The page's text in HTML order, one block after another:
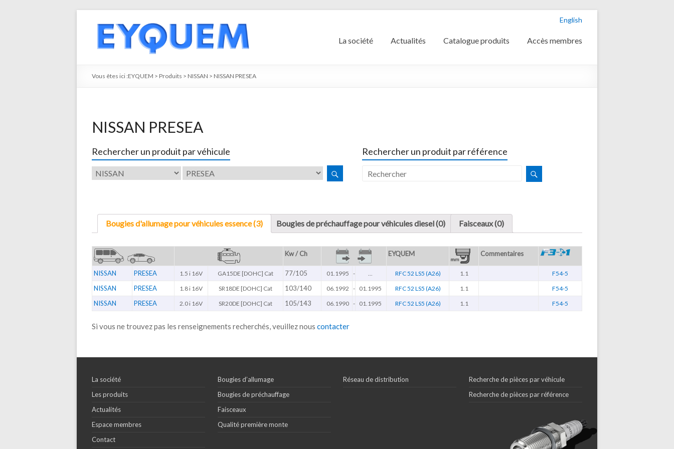
English
La société Actualités Catalogue produits Accès membres
Vous êtes ici :EYQUEM > Produits > NISSAN > NISSAN PRESEA
NISSAN PRESEA
Rechercher un produit par véhicule Rechercher un produit par référence
Bougies d'allumage pour véhicules essence (3) Bougies de préchauffage pour véhicules diesel (0) Faisceaux (0)
Kw / Ch EYQUEM Commentaires
NISSAN PRESEA 1.5 i 16V GA15DE [DOHC] Cat 77/105 01.1995 - RFC 52 LS5 (A26) 1.1 F54-5
NISSAN PRESEA 1.8 i 16V SR18DE [DOHC] Cat 103/140 06.1992 - 01.1995 RFC 52 LS5 (A26) 1.1 F54-5
NISSAN PRESEA 2.0 i 16V SR20DE [DOHC] Cat 105/143 06.1990 - 01.1995 RFC 52 LS5 (A26) 1.1 F54-5
Si vous ne trouvez pas les renseignements recherchés, veuillez nous contacter
La société
Les produits
Actualités
Espace membres
Contact
Bougies d’allumage
Bougies de préchauffage
Faisceaux
Qualité première monte
Réseau de distribution
Recherche de pièces par véhicule
Recherche de pièces par référence